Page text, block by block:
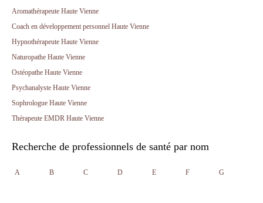
Aromathérapeute Haute Vienne
Coach en développement personnel Haute Vienne
Hypnothérapeute Haute Vienne
Naturopathe Haute Vienne
Ostéopathe Haute Vienne
Psychanalyste Haute Vienne
Sophrologue Haute Vienne
Thérapeute EMDR Haute Vienne
Recherche de professionnels de santé par nom
A B C D E F G